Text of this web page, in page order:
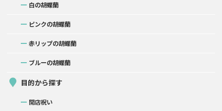
白の胡蝶蘭
ピンクの胡蝶蘭
赤リップの胡蝶蘭
ブルーの胡蝶蘭
目的から探す
開店祝い